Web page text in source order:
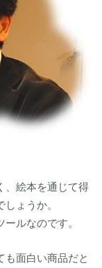
、絵本を通じて得
ょうか。
ルなのです。
も面白い商品だと